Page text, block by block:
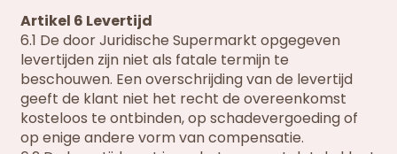
Artikel 6 Levertijd
6.1 De door Juridische Supermarkt opgegeven
levertijden zijn niet als fatale termijn te
beschouwen. Een overschrijding van de levertijd
geeft de klant niet het recht de overeenkomst
kosteloos te ontbinden, op schadevergoeding of
op enige andere vorm van compensatie.